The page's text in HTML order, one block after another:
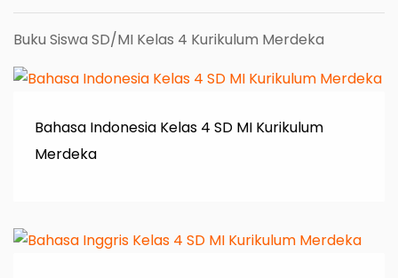
Buku Siswa SD/MI Kelas 4 Kurikulum Merdeka
Bahasa Indonesia Kelas 4 SD MI Kurikulum
Merdeka